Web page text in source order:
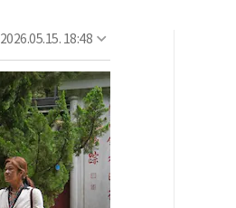
2026.05.15. 18:48